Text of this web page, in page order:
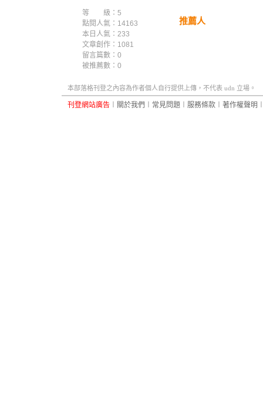
等 級：5
點閱人氣：14163
本日人氣：233
文章創作：1081
留言篇數：0
被推薦數： 0
推薦人
本部落格刊登之內容為作者個人自行提供上傳，不代表 udn 立場。
刊登網站廣告 關於我們 常見問題 服務條款 著作權聲明